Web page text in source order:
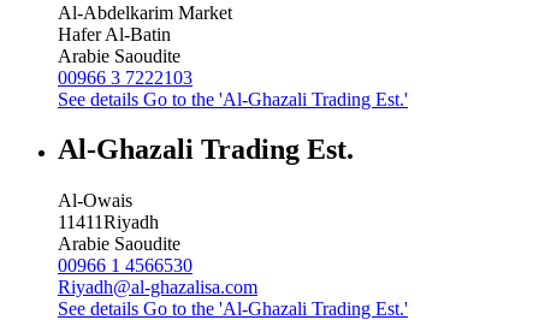
Al-Abdelkarim Market
Hafer Al-Batin
Arabie Saoudite
00966 3 7222103
See details Go to the 'Al-Ghazali Trading Est.'
Al-Ghazali Trading Est.
Al-Owais
11411Riyadh
Arabie Saoudite
00966 1 4566530
Riyadh@al-ghazalisa.com
See details Go to the 'Al-Ghazali Trading Est.'